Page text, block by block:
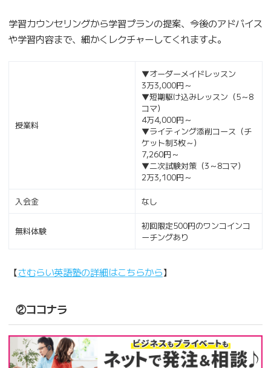
学習カウンセリングから学習プランの提案、今後のアドバイス
や学習内容まで、細かくレクチャーしてくれますよ。
授業料
▼オーダーメイドレッスン
3万3,000円～
▼短期駆け込みレッスン（5～8
コマ）
4万4,000円～
▼ライティング添削コース（チ
ケット制3枚～）
7,260円～
▼二次試験対策（3～8コマ）
2万3,100円～
入会金 なし
無料体験
初回限定500円のワンコインコ
ーチングあり
【さむらい英語塾の詳細はこちらから】
②ココナラ